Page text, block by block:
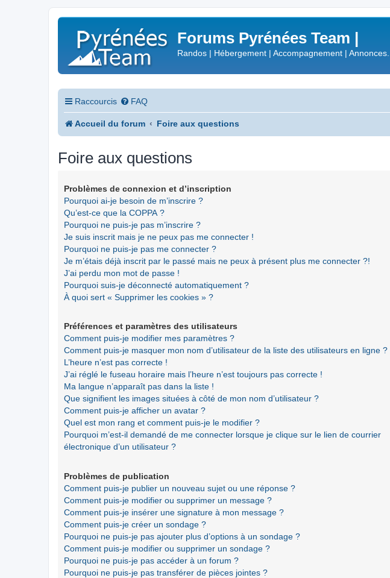
Forums Pyrénées Team |
Randos | Hébergement | Accompagnement | Annonces...
Raccourcis FAQ
Accueil du forum Foire aux questions
Foire aux questions
Problèmes de connexion et d’inscription
Pourquoi ai-je besoin de m’inscrire ?
Qu’est-ce que la COPPA ?
Pourquoi ne puis-je pas m’inscrire ?
Je suis inscrit mais je ne peux pas me connecter !
Pourquoi ne puis-je pas me connecter ?
Je m’étais déjà inscrit par le passé mais ne peux à présent plus me connecter ?!
J’ai perdu mon mot de passe !
Pourquoi suis-je déconnecté automatiquement ?
À quoi sert « Supprimer les cookies » ?
Préférences et paramètres des utilisateurs
Comment puis-je modifier mes paramètres ?
Comment puis-je masquer mon nom d’utilisateur de la liste des utilisateurs en ligne ?
L’heure n’est pas correcte !
J’ai réglé le fuseau horaire mais l’heure n’est toujours pas correcte !
Ma langue n’apparaît pas dans la liste !
Que signifient les images situées à côté de mon nom d’utilisateur ?
Comment puis-je afficher un avatar ?
Quel est mon rang et comment puis-je le modifier ?
Pourquoi m’est-il demandé de me connecter lorsque je clique sur le lien de courrier
électronique d’un utilisateur ?
Problèmes de publication
Comment puis-je publier un nouveau sujet ou une réponse ?
Comment puis-je modifier ou supprimer un message ?
Comment puis-je insérer une signature à mon message ?
Comment puis-je créer un sondage ?
Pourquoi ne puis-je pas ajouter plus d’options à un sondage ?
Comment puis-je modifier ou supprimer un sondage ?
Pourquoi ne puis-je pas accéder à un forum ?
Pourquoi ne puis-je pas transférer de pièces jointes ?